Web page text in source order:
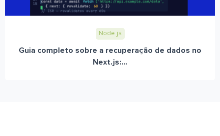
Node.js
Guia completo sobre a recuperação de dados no
Next.js:...